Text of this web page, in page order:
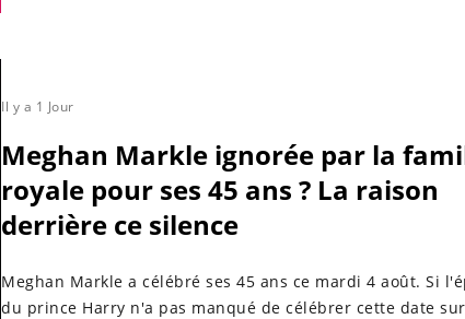
Il y a 1 Jour
Meghan Markle ignorée par la
royale pour ses 45 ans ? La raison
derrière ce silence
Meghan Markle a célébré ses 45 ans ce mardi 4 août. Si
du prince Harry n'a pas manqué de célébrer cette date